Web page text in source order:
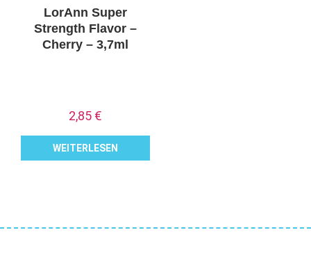
LorAnn Super
Strength Flavor –
Cherry – 3,7ml
2,85 €
WEITERLESEN